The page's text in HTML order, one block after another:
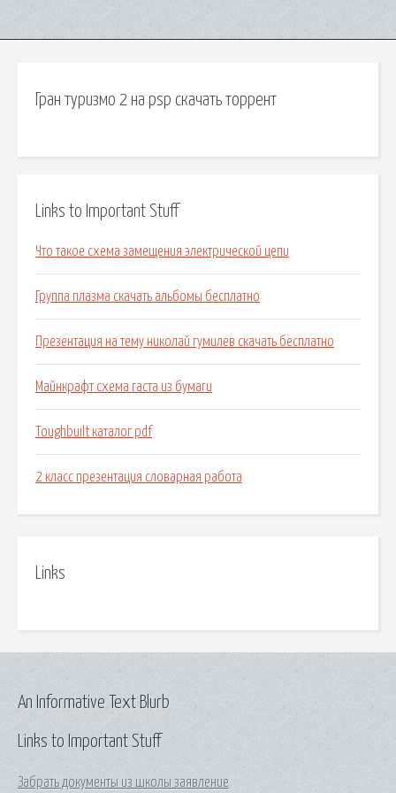
Гран туризмо 2 на psp скачать торрент
Links to Important Stuff
Что такое схема замещения электрической цепи
Группа плазма скачать альбомы бесплатно
Презентация на тему николай гумилев скачать бесплатно
Майнкрафт схема гаста из бумаги
Toughbuilt каталог pdf
2 класс презентация словарная работа
Links
Links to Important Stuff
Забрать документы из школы заявление
An Informative Text Blurb